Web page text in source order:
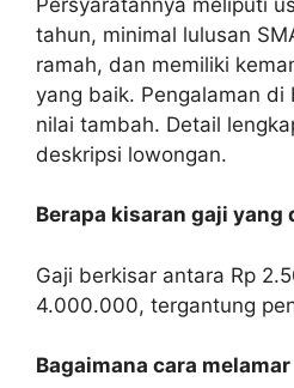
tahun, minimal lulusan
ramah, dan memiliki
yang baik. Pengalaman di
nilai tambah. Detail
deskripsi lowongan.
Berapa kisaran gaji yang
Gaji berkisar antara Rp
4.000.000, tergantung
Bagaimana cara